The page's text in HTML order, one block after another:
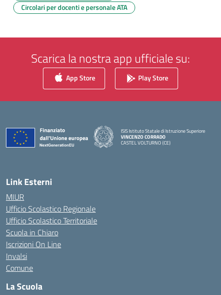
Circolari per docenti e personale ATA
Scarica la nostra app ufficiale su:
App Store Play Store
ISIS Istituto Statale di Istruzione Superiore
VINCENZO CORRADO
CASTEL VOLTURNO (CE)
Link Esterni
MIUR
Ufficio Scolastico Regionale
Ufficio Scolastico Territoriale
Scuola in Chiaro
Iscrizioni On Line
Invalsi
Comune
La Scuola